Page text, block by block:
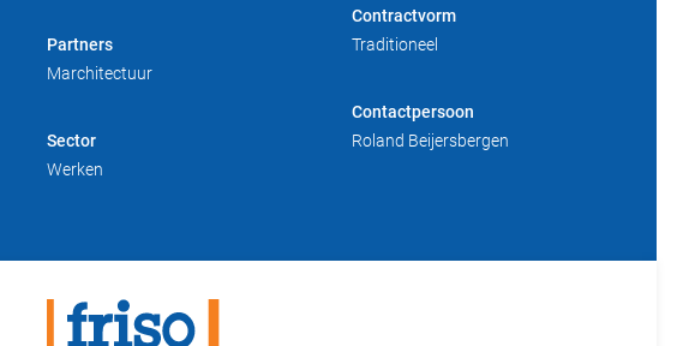
Partners
Marchitectuur
Sector
Werken
Contractvorm
Traditioneel
Contactpersoon
Roland Beijersbergen